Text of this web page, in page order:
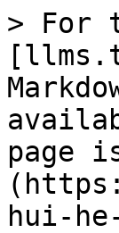
> For
page
hui-